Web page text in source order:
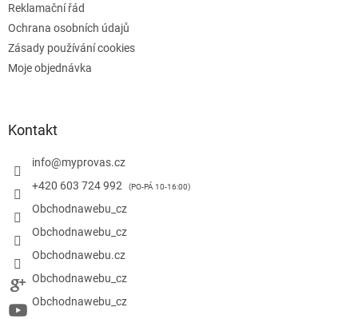
Reklamační řád
Ochrana osobních údajů
Zásady používání cookies
Moje objednávka
Kontakt
info@myprovas.cz
+420 603 724 992
Obchodnawebu_cz
Obchodnawebu_cz
Obchodnawebu.cz
Obchodnawebu_cz
Obchodnawebu_cz